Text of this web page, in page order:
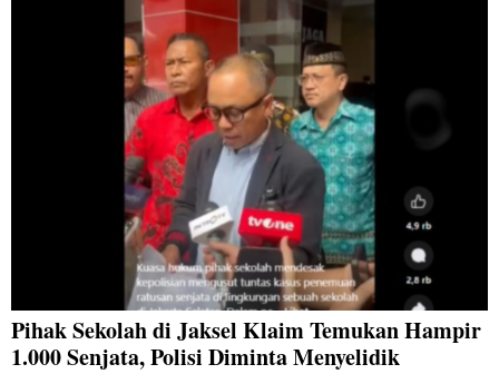
Pihak Sekolah di Jaksel Klaim Temukan Hampir
1.000 Senjata, Polisi Diminta Menyelidik